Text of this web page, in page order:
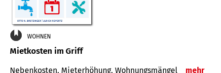
WOHNEN
Mietkosten im Griff
Nebenkosten, Mieterhöhung, Wohnungsmängel mehr